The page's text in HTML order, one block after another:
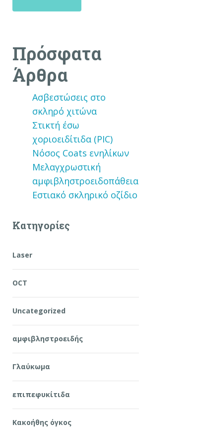
Πρόσφατα
Άρθρα
Ασβεστώσεις στο
σκληρό χιτώνα
Στικτή έσω
χοριοειδίτιδα (PIC)
Νόσος Coats ενηλίκων
Μελαγχρωστική
αμφιβληστροειδοπάθεια
Εστιακό σκληρικό οζίδιο
Kατηγορίες
Laser
OCT
Uncategorized
αμφιβληστροειδής
Γλαύκωμα
επιπεφυκίτιδα
Κακοήθης όγκος